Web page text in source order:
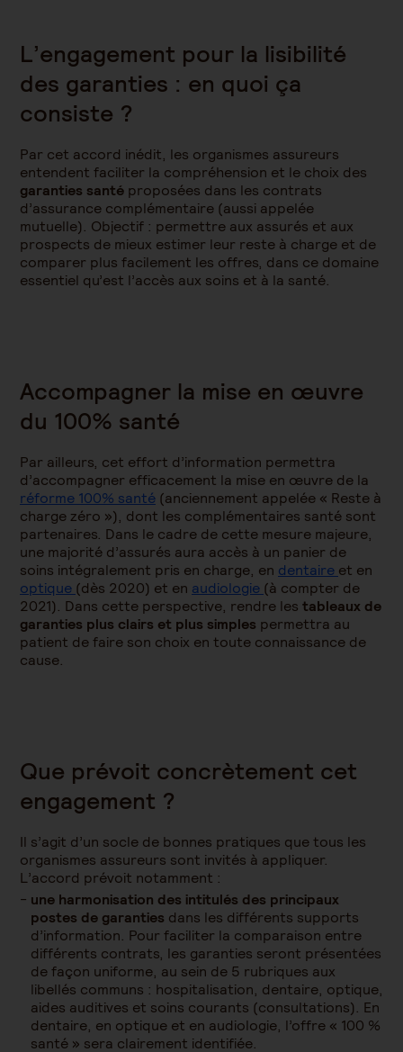
L’engagement pour la lisibilité
des garanties : en quoi ça
consiste ?
Par cet accord inédit, les organismes assureurs
entendent faciliter la compréhension et le choix des
garanties santé proposées dans les contrats
d’assurance complémentaire (aussi appelée
mutuelle). Objectif : permettre aux assurés et aux
prospects de mieux estimer leur reste à charge et de
comparer plus facilement les offres, dans ce domaine
essentiel qu’est l’accès aux soins et à la santé.
Accompagner la mise en œuvre
du 100% santé
Par ailleurs, cet effort d’information permettra
d’accompagner efficacement la mise en œuvre de la
réforme 100% santé (anciennement appelée « Reste à
charge zéro »), dont les complémentaires santé sont
partenaires. Dans le cadre de cette mesure majeure,
une majorité d’assurés aura accès à un panier de
soins intégralement pris en charge, en dentaire et en
optique (dès 2020) et en audiologie (à compter de
2021). Dans cette perspective, rendre les tableaux de
garanties plus clairs et plus simples permettra au
patient de faire son choix en toute connaissance de
cause.
Que prévoit concrètement cet
engagement ?
Il s’agit d’un socle de bonnes pratiques que tous les
organismes assureurs sont invités à appliquer.
L’accord prévoit notamment :
une harmonisation des intitulés des principaux
postes de garanties dans les différents supports
d’information. Pour faciliter la comparaison entre
différents contrats, les garanties seront présentées
de façon uniforme, au sein de 5 rubriques aux
libellés communs : hospitalisation, dentaire, optique,
aides auditives et soins courants (consultations). En
dentaire, en optique et en audiologie, l’offre « 100 %
santé » sera clairement identifiée.